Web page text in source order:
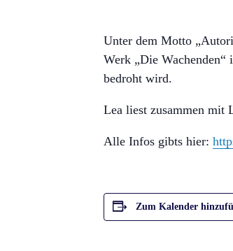
Unter dem Motto
Werk „Die
bedroht wird.
Lea liest zusammen mit
Alle Infos gibts hier:
Zum Kalender